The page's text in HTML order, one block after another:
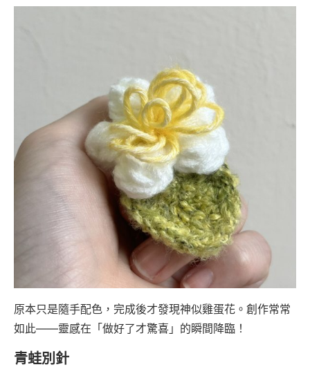
原本只是隨手配色，完成後才發現神似雞蛋花。創作常常
如此——靈感在「做好了才驚喜」的瞬間降臨！
青蛙別針